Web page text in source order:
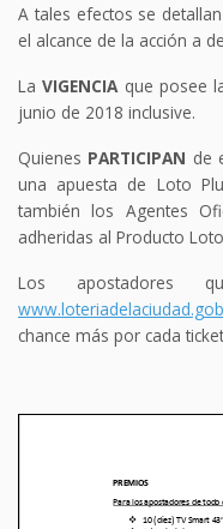
A tales efectos se
el alcance de la acción a
LaVIGENCIAque posee
junio de 2018 inclusive.
Quienes PARTICIPAN de
una apuesta de Loto
también los Agentes
adheridas al Producto
Los apostadores
chance más por cada